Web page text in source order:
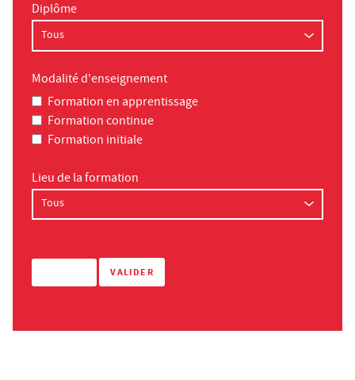
Diplôme
Modalité d'enseignement
Formation en apprentissage
Formation continue
Formation initiale
Lieu de la formation